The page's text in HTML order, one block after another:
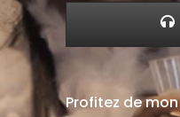
Profitez de